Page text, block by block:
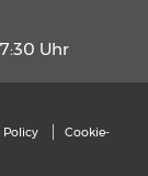
Uhr
Policy
Cookie-